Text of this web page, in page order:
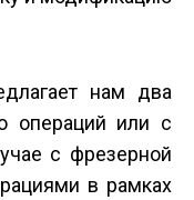
нам два
операций или с
с фрезерной
в рамках